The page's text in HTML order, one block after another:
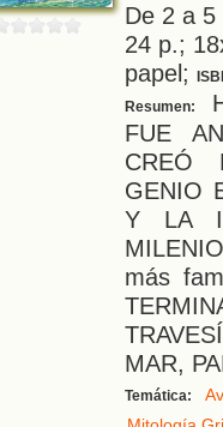
De 2 a
24 p.;
papel;
Resumen:
FUE
CREÓ
GENIO
Y LA
más
MAR,
Temática: